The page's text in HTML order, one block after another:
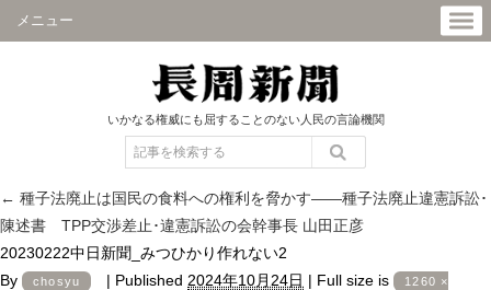
メニュー
いかなる権威にも屈することのない人民の言論機関
← 種子法廃止は国民の食料への権利を脅かす――種子法廃止違憲訴訟･
陳述書 TPP交渉差止･違憲訴訟の会幹事長 山田正彦
20230222中日新聞_みつひかり作れない2
By
chosyu | Published 2024年10月24日 | Full size is 1260 ×